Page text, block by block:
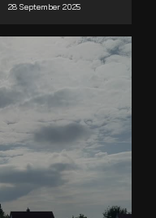
28 September 2025